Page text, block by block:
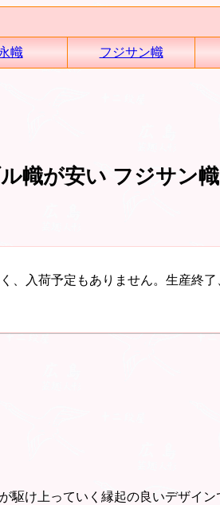
幟 フジサン幟
幟が安い フジサン幟
、入荷予定もありません。生産終
け上っていく縁起の良いデザイン